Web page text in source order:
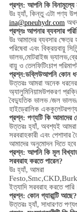
প্রশ্ন: আপনি কি বিনামূল্যে
উঃ হ্যাঁ, কিন্তু এটা পণ্য
ina@pneuhydr.com
প্রশ্নঃ আপনার ব্যবসার
উঃ আমাদের ব্যবসার ক্ষেত্র
পরিষেবা এবং বিক্রয়বায়ু
ভালভ,মোটরাইজ ভ্যালভ,
বায়ু ও তেলফিটিংচাপ পরিমাপ
প্রশ্ন:ডব্লিউআপনি কোন
উত্তরঃ আমরা অনেক ধরনের
অ্যালুমিনিয়ামউপকরণ
বৈদ্যুতিক ভালভ /জল
হাইড্রোলিক এককুলেটর
প্রশ্ন: পণ্যটি কি আমাদের
উত্তরঃ হ্যাঁ, অবশ্যই আমরা
সরবরাহকারী এবং
আমাদের অনুমোদন দিতে
প্রশ্ন: আপনি কি মূল বিখ্যাত
সরবরাহ করতে পারেন?
উঃ হ্যাঁ, আমরা
ইত্যাদি সরবরাহ করতে
প্রশ্ন: কোন গ্যারান্টি আছে?
উত্তরঃ হ্যাঁ, সাধারণত